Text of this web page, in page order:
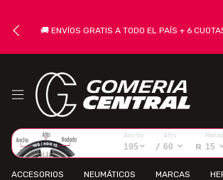
🚚 ENVÍOS GRATIS A TODO EL PAÍS + 6
Ancho
195 /
Alto
60 R 15
ACCESORIOS NEUMÁTICOS MARCAS